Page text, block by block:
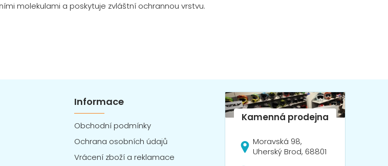
molekulami a poskytuje zvláštní ochrannou vrstvu.
Informace
Obchodní podmínky
Ochrana osobních údajů
Vrácení zboží a reklamace
Moravská 98,
Uherský Brod, 68801